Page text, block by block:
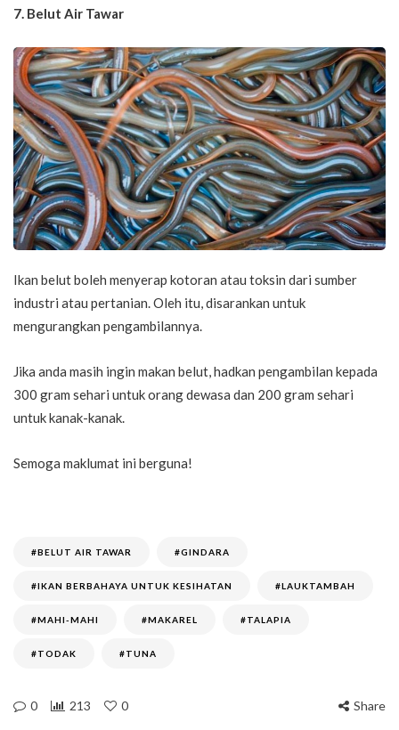
7. Belut Air Tawar
Ikan belut boleh menyerap kotoran atau toksin dari sumber
industri atau pertanian. Oleh itu, disarankan untuk
mengurangkan pengambilannya.
Jika anda masih ingin makan belut, hadkan pengambilan kepada
300 gram sehari untuk orang dewasa dan 200 gram sehari
untuk kanak-kanak.
Semoga maklumat ini berguna!
#BELUT AIR TAWAR #GINDARA
#IKAN BERBAHAYA UNTUK KESIHATAN #LAUKTAMBAH
#MAHI-MAHI #MAKAREL #TALAPIA
#TODAK #TUNA
0 213 0 Share